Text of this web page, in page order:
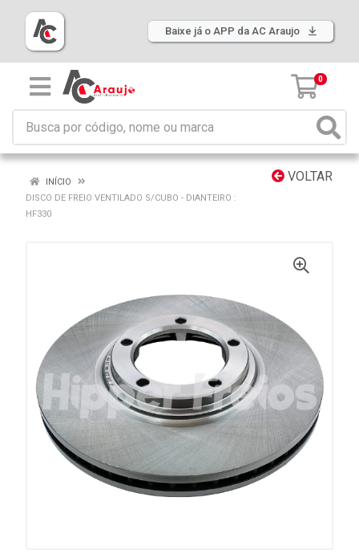
Baixe já o APP da AC Araujo
0
VOLTAR
INÍCIO
DISCO DE FREIO VENTILADO S/CUBO - DIANTEIRO :
HF330